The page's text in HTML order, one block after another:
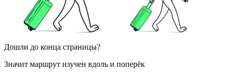
Дошли до конца страницы?
Значит маршрут изучен вдоль и поперёк